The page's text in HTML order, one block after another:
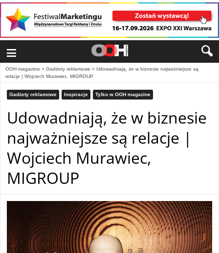
≡
OOH magazine > Gadżety reklamowe > Udowadniają, że w biznesie najważniejsze są
relacje | Wojciech Murawiec, MIGROUP
Gadżety reklamowe Inspiracje Tylko w OOH magazine
Udowadniają, że w biznesie
najważniejsze są relacje |
Wojciech Murawiec,
MIGROUP